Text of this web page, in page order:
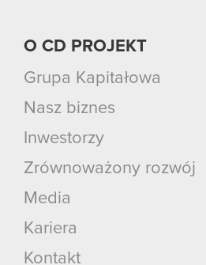
O CD PROJEKT
Grupa Kapitałowa
Nasz biznes
Inwestorzy
Zrównoważony rozwój
Media
Kariera
Kontakt